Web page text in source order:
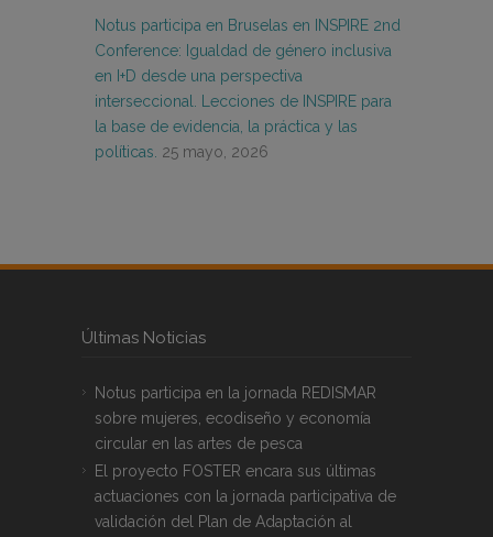
Notus participa en Bruselas en INSPIRE 2nd
Conference: Igualdad de género inclusiva
en I+D desde una perspectiva
interseccional. Lecciones de INSPIRE para
la base de evidencia, la práctica y las
políticas. 25 mayo, 2026
Últimas Noticias
Notus participa en la jornada REDISMAR
sobre mujeres, ecodiseño y economía
circular en las artes de pesca
El proyecto FOSTER encara sus últimas
actuaciones con la jornada participativa de
validación del Plan de Adaptación al